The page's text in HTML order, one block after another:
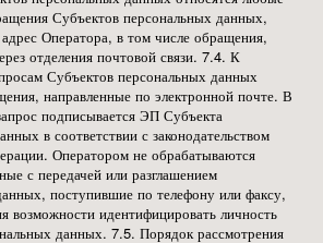
Субъектов персональных данных,
Оператора, в том числе обращения,
отделения почтовой связи. 7.4. К
Субъектов персональных данных
направленные по электронной почте. В
подписывается ЭП Субъекта
в соответствии с законодательством
Оператором не обрабатываются
с передачей или разглашением
поступившие по телефону или факсу,
возможности идентифицировать личность
данных. 7.5. Порядок рассмотрения
ВОПРОС
Политика конфиденциальности
оферты
на обработку персональных данных
Создано DIPSY